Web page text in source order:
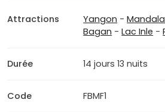
Attractions Yangon -
Bagan -Lac Inle -
Durée 14 jours 13 nuits
Code FBMF1